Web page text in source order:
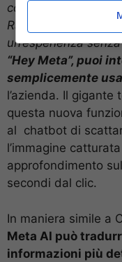
conversazionale
Ray-Ban Meta e lo
un’esperienza
“Hey Meta”, puoi
semplicemente
l’azienda. Il
questa nuova
al chatbot di
l’immagine
approfondimento
secondi dal clic.
In maniera simile a
Meta AI può
informazioni più